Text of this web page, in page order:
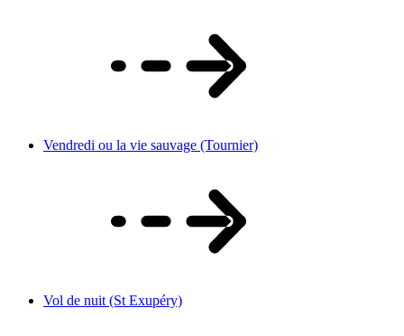
Vendredi ou la vie sauvage (Tournier)
Vol de nuit (St Exupéry)